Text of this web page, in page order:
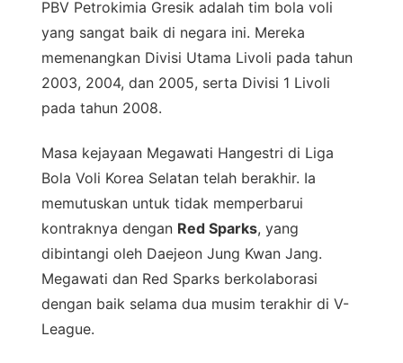
PBV Petrokimia Gresik adalah tim bola voli
yang sangat baik di negara ini. Mereka
memenangkan Divisi Utama Livoli pada tahun
2003, 2004, dan 2005, serta Divisi 1 Livoli
pada tahun 2008.
Masa kejayaan Megawati Hangestri di Liga
Bola Voli Korea Selatan telah berakhir. Ia
memutuskan untuk tidak memperbarui
kontraknya dengan Red Sparks, yang
dibintangi oleh Daejeon Jung Kwan Jang.
Megawati dan Red Sparks berkolaborasi
dengan baik selama dua musim terakhir di V-
League.